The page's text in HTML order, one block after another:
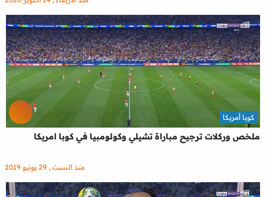
ملخص وركلات ترجيح مباراة تشيلي وكولومبيا في كوبا امريكا
كوبا أمريكا
منذ السبت , 29 يونيو 2019